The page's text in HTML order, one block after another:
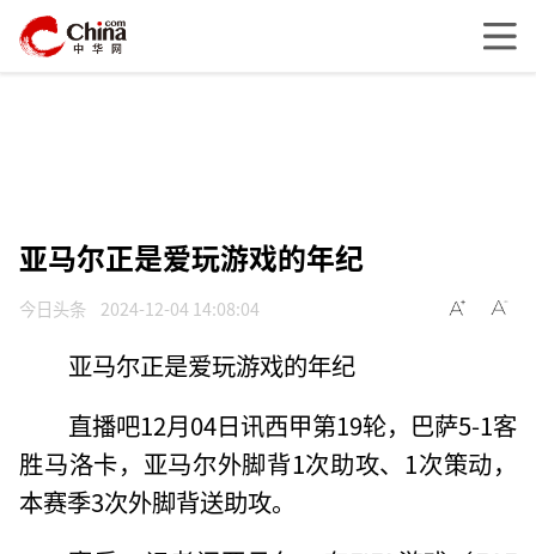
亚马尔正是爱玩游戏的年纪
今日头条 2024-12-04 14:08:04
亚马尔正是爱玩游戏的年纪
直播吧12月04日讯西甲第19轮，巴萨5-1客
胜马洛卡，亚马尔外脚背1次助攻、1次策动，
本赛季3次外脚背送助攻。